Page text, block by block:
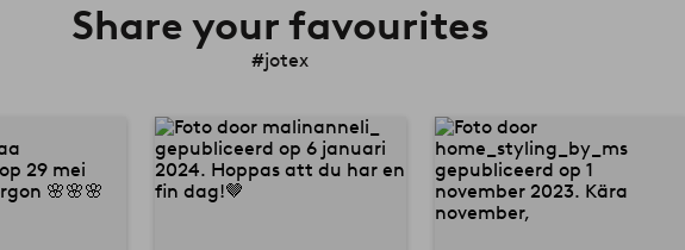
Share your favourites
#jotex